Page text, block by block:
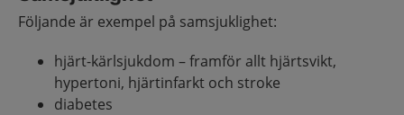
Följande är exempel på samsjuklighet:
hjärt-kärlsjukdom – framför allt hjärtsvikt,
hypertoni, hjärtinfarkt och stroke
diabetes